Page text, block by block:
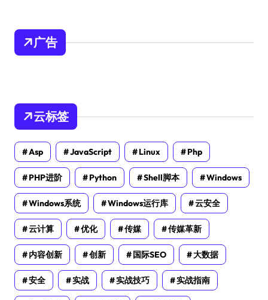
广告
云标签
Asp JavaScript Linux Php
PHP进阶 Python Shell脚本 Windows
Windows系统 Windows运行库 云安全
云计算 优化 传媒 传媒革新
内容创新 创新 国际SEO 大数据
安全 实战 实战技巧 实战指南